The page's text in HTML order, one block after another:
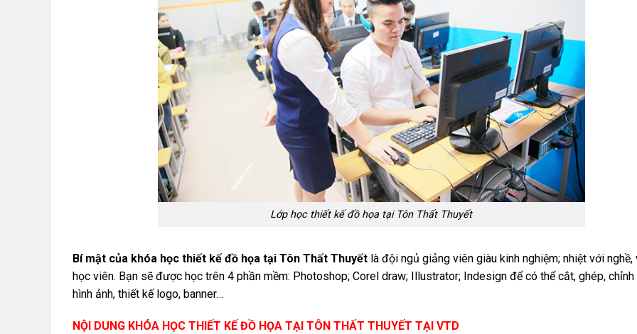
Lớp học thiết kế đồ họa tại Tôn Thất Thuyết
Bí mật của khóa học thiết kế đồ họa tại Tôn Thất Thuyết là đội ngủ giảng viên giàu kinh nghiệm; nhiệt với nghề,
học viên. Bạn sẽ được học trên 4 phần mềm: Photoshop; Corel draw; Illustrator; Indesign để có thể cắt, ghép,
hình ảnh, thiết kế logo, banner…
NỘI DUNG KHÓA HỌC THIẾT KẾ ĐỒ HỌA TẠI TÔN THẤT THUYẾT TẠI VTD